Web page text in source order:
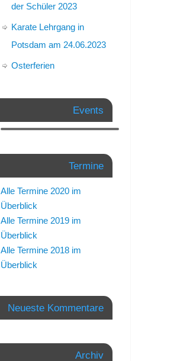
der Schüler 2023
Karate Lehrgang in
Potsdam am 24.06.2023
Osterferien
Events
Termine
Alle Termine 2020 im
Überblick
Alle Termine 2019 im
Überblick
Alle Termine 2018 im
Überblick
Neueste Kommentare
Archiv